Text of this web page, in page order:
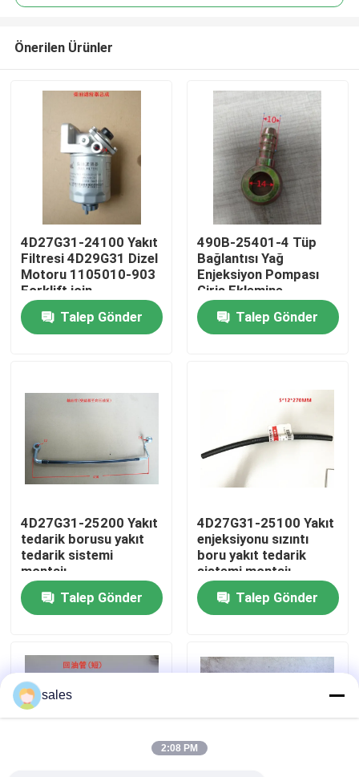
Evde
Hakkımızda
Fabrika turu
Kalite Kontrolü
Bizimle İletişim
Bir teklif isteği
Motor montajı
Önerilen Ürünler
4D27G31-24100 Yakıt
Filtresi 4D29G31 Dizel
Motoru 1105010-903
Forklift için
Talep Gönder
490B-25401-4 Tüp
Bağlantısı Yağ
Enjeksiyon Pompası
Giriş Eklemine
Talep Gönder
4D27G31-25200 Yakıt
tedarik borusu yakıt
tedarik sistemi
montajı
Talep Gönder
4D27G31-25100 Yakıt
enjeksiyonu sızıntı
boru yakıt tedarik
sistemi montajı
Talep Gönder
sales
2:08 PM